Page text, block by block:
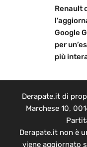
Renault
Google
per
più
Derapate.it di
Marchese 10,
Derapate.it non è
viene aggiornato